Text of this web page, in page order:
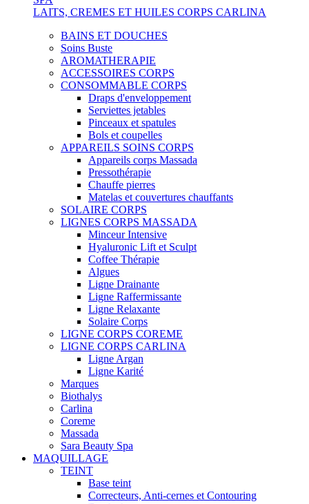
LAITS, CREMES ET HUILES CORPS CARLINA
BAINS ET DOUCHES
Soins Buste
AROMATHERAPIE
ACCESSOIRES CORPS
CONSOMMABLE CORPS
Draps d'enveloppement
Serviettes jetables
Pinceaux et spatules
Bols et coupelles
APPAREILS SOINS CORPS
Appareils corps Massada
Pressothérapie
Chauffe pierres
Matelas et couvertures chauffants
SOLAIRE CORPS
LIGNES CORPS MASSADA
Minceur Intensive
Hyaluronic Lift et Sculpt
Coffee Thérapie
Algues
Ligne Drainante
Ligne Raffermissante
Ligne Relaxante
Solaire Corps
LIGNE CORPS COREME
LIGNE CORPS CARLINA
Ligne Argan
Ligne Karité
Marques
Biothalys
Carlina
Coreme
Massada
Sara Beauty Spa
MAQUILLAGE
TEINT
Base teint
Correcteurs, Anti-cernes et Contouring